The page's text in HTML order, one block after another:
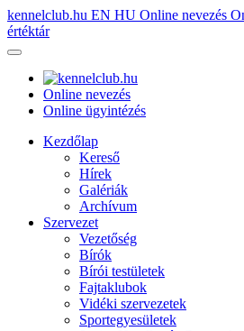
kennelclub.hu EN HU Online nevezés
értéktár
Online nevezés
Online ügyintézés
Kezdőlap
Kereső
Hírek
Galériák
Archívum
Szervezet
Vezetőség
Bírók
Bírói testületek
Fajtaklubok
Vidéki szervezetek
Sportegyesületek